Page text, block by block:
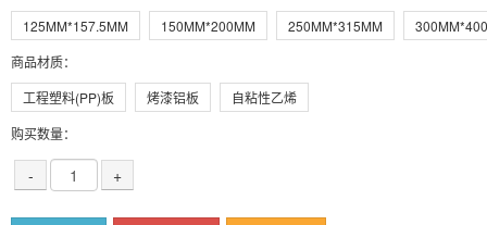
125MM*157.5MM
150MM*200MM 250MM*315MM
商品材质：
工程塑料(PP)板
烤漆铝板
自粘性乙烯
购买数量：
- +